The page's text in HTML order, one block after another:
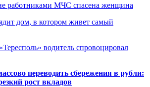
работниками МЧС спасена женщина
дом, в котором живет самый
водитель спровоцировал
переводить сбережения в рубли:
рост вкладов